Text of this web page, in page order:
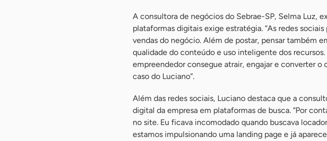
A consultora de negócios do Sebrae-SP, Selma Luz,
plataformas digitais exige estratégia. “As redes
vendas do negócio. Além de postar, pensar também
qualidade do conteúdo e uso inteligente dos
empreendedor consegue atrair, engajar e converter
caso do Luciano”.
Além das redes sociais, Luciano destaca que a
digital da empresa em plataformas de busca. “Por
no site. Eu ficava incomodado quando buscava
estamos impulsionando uma landing page e já